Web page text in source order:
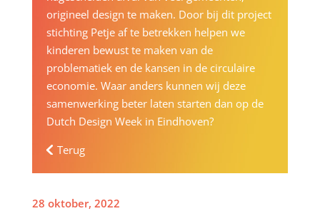
origineel design te maken. Door bij dit project
stichting Petje af te betrekken helpen we
kinderen bewust te maken van de
problematiek en de kansen in de circulaire
economie. Waar anders kunnen wij deze
samenwerking beter laten starten dan op de
Dutch Design Week in Eindhoven?
Terug
28 oktober, 2022